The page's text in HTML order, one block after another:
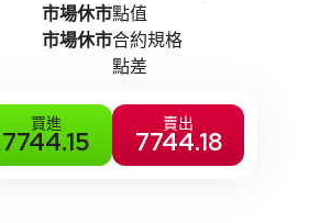
市場休市
市場休市
點值
合約規格
點差
買進
7744.15
賣出
7744.18